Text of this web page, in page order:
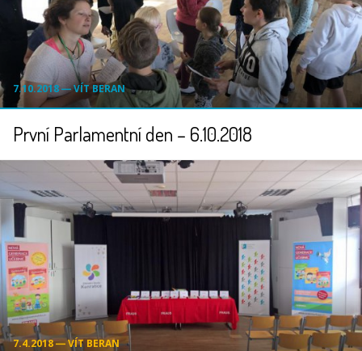
7.10.2018 ― VÍT BERAN
První Parlamentní den – 6.10.2018
7.4.2018 ― VÍT BERAN